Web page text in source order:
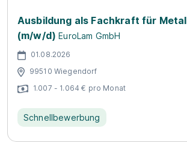
Ausbildung als Fachkraft für
(m/w/d) EuroLam GmbH
01.08.2026
99510 Wiegendorf
1.007 - 1.064 € pro Monat
Schnellbewerbung